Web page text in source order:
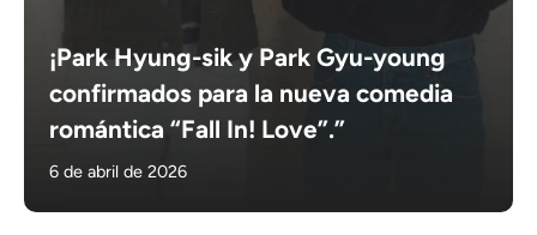
¡Park Hyung-sik y Park Gyu-young
confirmados para la nueva comedia
romántica “Fall In! Love”.”
6 de abril de 2026